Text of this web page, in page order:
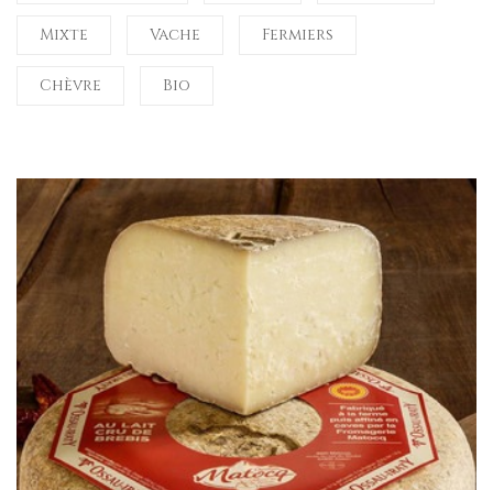
Mixte Vache Fermiers
Chèvre Bio